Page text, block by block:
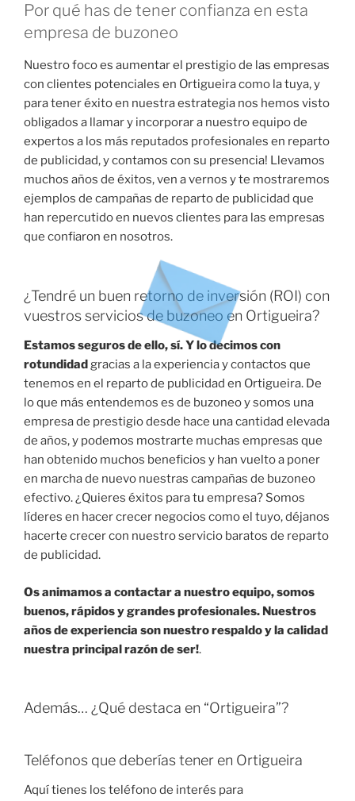
Por qué has de tener confianza en esta
empresa de buzoneo
Nuestro foco es aumentar el prestigio de las empresas
con clientes potenciales en Ortigueira como la tuya, y
para tener éxito en nuestra estrategia nos hemos visto
obligados a llamar y incorporar a nuestro equipo de
expertos a los más reputados profesionales en reparto
de publicidad, y contamos con su presencia! Llevamos
muchos años de éxitos, ven a vernos y te mostraremos
ejemplos de campañas de reparto de publicidad que
han repercutido en nuevos clientes para las empresas
que confiaron en nosotros.
¿Tendré un buen retorno de inversión (ROI) con
vuestros servicios de buzoneo en Ortigueira?
Estamos seguros de ello, sí. Y lo decimos con
rotundidadgracias a la experiencia y contactos que
tenemos en el reparto de publicidad en Ortigueira. De
lo que más entendemos es de buzoneo y somos una
empresa de prestigio desde hace una cantidad elevada
de años, y podemos mostrarte muchas empresas que
han obtenido muchos beneficios y han vuelto a poner
en marcha de nuevo nuestras campañas de buzoneo
efectivo. ¿Quieres éxitos para tu empresa? Somos
líderes en hacer crecer negocios como el tuyo, déjanos
hacerte crecer con nuestro servicio baratos de reparto
de publicidad.
Os animamos a contactar a nuestro equipo, somos
buenos, rápidos y grandes profesionales. Nuestros
años de experiencia son nuestro respaldo y la calidad
nuestra principal razón de ser!.
Además… ¿Qué destaca en “Ortigueira”?
Teléfonos que deberías tener en Ortigueira
Aquí tienes los teléfono de interés para